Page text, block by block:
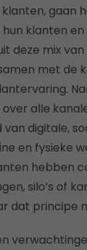
gaan
klanten
deze mix
met de
alle
digitale,
en fysieke
hebben
silo’s of
dat principe